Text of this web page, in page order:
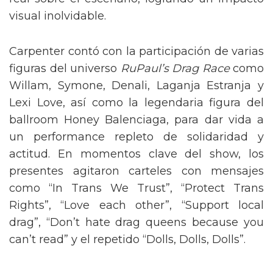
real sobre el escenario, logrando un impacto
Carpenter contó con la participación de varias
figuras del universo
RuPaul’s Drag Race
como
Willam, Symone, Denali, Laganja Estranja y
Lexi Love, así como la legendaria figura del
ballroom Honey Balenciaga, para dar vida a
un performance repleto de solidaridad y
actitud. En momentos clave del show, los
presentes agitaron carteles con mensajes
como “In Trans We Trust”, “Protect Trans
Rights”, “Love each other”, “Support local
drag”, “Don’t hate drag queens because you
can’t read” y el repetido “Dolls, Dolls, Dolls”.